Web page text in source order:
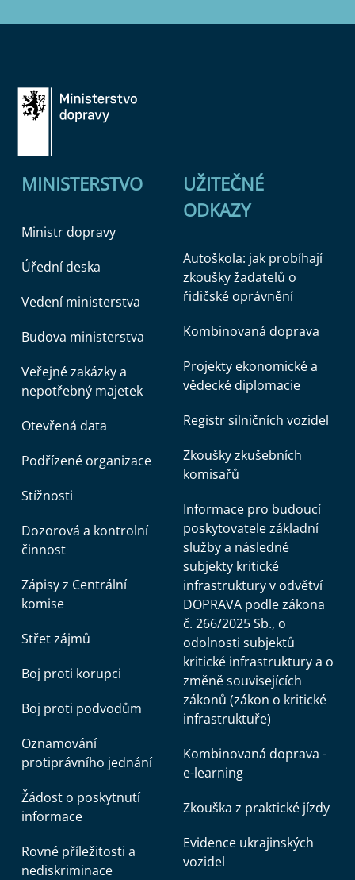
MINISTERSTVO
Ministr dopravy
Úřední deska
Vedení ministerstva
Budova ministerstva
Veřejné zakázky a
nepotřebný majetek
Otevřená data
Podřízené organizace
Stížnosti
Dozorová a kontrolní
činnost
Zápisy z Centrální
komise
Střet zájmů
Boj proti korupci
Boj proti podvodům
Oznamování
protiprávního jednání
Žádost o poskytnutí
informace
Rovné příležitosti a
nediskriminace
UŽITEČNÉ
ODKAZY
Autoškola: jak probíhají
zkoušky žadatelů o
řidičské oprávnění
Kombinovaná doprava
Projekty ekonomické a
vědecké diplomacie
Registr silničních vozidel
Zkoušky zkušebních
komisařů
Informace pro budoucí
poskytovatele základní
služby a následné
subjekty kritické
infrastruktury v odvětví
DOPRAVA podle zákona
č. 266/2025 Sb., o
odolnosti subjektů
kritické infrastruktury a o
změně souvisejících
zákonů (zákon o kritické
infrastruktuře)
Kombinovaná doprava -
e-learning
Zkouška z praktické jízdy
Evidence ukrajinských
vozidel